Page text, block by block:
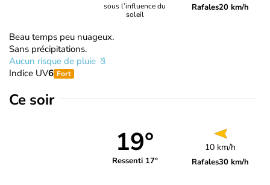
sous l’influence du
soleil
Rafales20 km/h
Beau temps peu nuageux.
Sans précipitations.
Aucun risque de pluie
Indice UV6 Fort
Ce soir
19°
Ressenti 17°
10 km/h
Rafales30 km/h